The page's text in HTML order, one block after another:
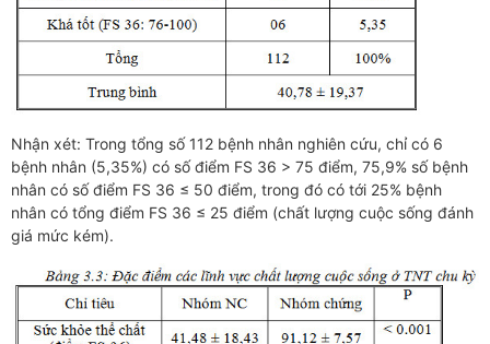
Nhận xét: Trong tổng số 112 bệnh nhân nghiên cứu, chỉ có 6
bệnh nhân (5,35%) có số điểm FS 36 > 75 điểm, 75,9% số bệnh
nhân có số điểm FS 36 ≤ 50 điểm, trong đó có tới 25% bệnh
nhân có tổng điểm FS 36 ≤ 25 điểm (chất lượng cuộc sống đánh
giá mức kém).